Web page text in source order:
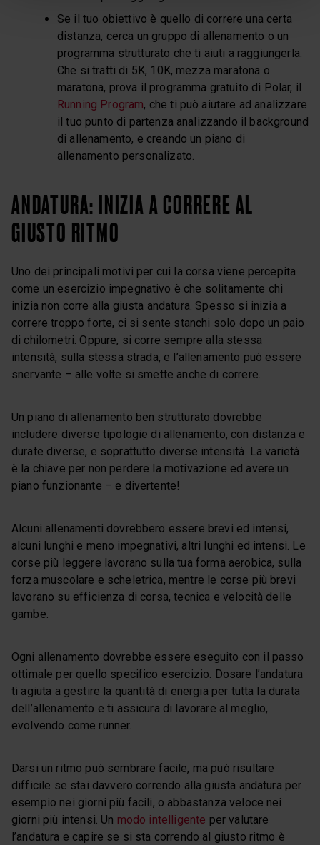
Se il tuo obiettivo è quello di correre una certa
distanza, cerca un gruppo di allenamento o un
programma strutturato che ti aiuti a raggiungerla.
Che si tratti di 5K, 10K, mezza maratona o
maratona, prova il programma gratuito di Polar, il
Running Program, che ti può aiutare ad analizzare
il tuo punto di partenza analizzando il background
di allenamento, e creando un piano di
allenamento personalizato.
ANDATURA: INIZIA A CORRERE AL
GIUSTO RITMO
Uno dei principali motivi per cui la corsa viene percepita
come un esercizio impegnativo è che solitamente chi
inizia non corre alla giusta andatura. Spesso si inizia a
correre troppo forte, ci si sente stanchi solo dopo un paio
di chilometri. Oppure, si corre sempre alla stessa
intensità, sulla stessa strada, e l’allenamento può essere
snervante – alle volte si smette anche di correre.
Un piano di allenamento ben strutturato dovrebbe
includere diverse tipologie di allenamento, con distanza e
durate diverse, e soprattutto diverse intensità. La varietà
è la chiave per non perdere la motivazione ed avere un
piano funzionante – e divertente!
Alcuni allenamenti dovrebbero essere brevi ed intensi,
alcuni lunghi e meno impegnativi, altri lunghi ed intensi. Le
corse più leggere lavorano sulla tua forma aerobica, sulla
forza muscolare e scheletrica, mentre le corse più brevi
lavorano su efficienza di corsa, tecnica e velocità delle
gambe.
Ogni allenamento dovrebbe essere eseguito con il passo
ottimale per quello specifico esercizio. Dosare l’andatura
ti agiuta a gestire la quantità di energia per tutta la durata
dell’allenamento e ti assicura di lavorare al meglio,
evolvendo come runner.
Darsi un ritmo può sembrare facile, ma può risultare
difficile se stai davvero correndo alla giusta andatura per
esempio nei giorni più facili, o abbastanza veloce nei
giorni più intensi. Un modo intelligente per valutare
l’andatura e capire se si sta correndo al giusto ritmo è